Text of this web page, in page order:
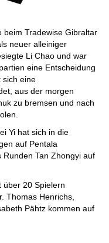
beim Tradewise Gibraltar
neuer alleiniger
Li Chao und war
eine Entscheidung
sich eine
aus der morgen
zu bremsen und nach
Yi hat sich in die
auf Pentala
Tan Zhongyi auf
über 20 Spielern
Thomas Henrichs,
Pähtz kommen auf